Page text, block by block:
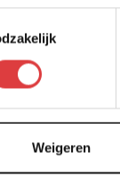
Weigeren